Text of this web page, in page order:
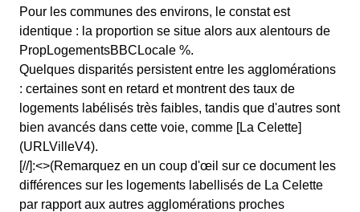
Pour les communes des environs, le constat est
identique : la proportion se situe alors aux alentours de
PropLogementsBBCLocale %.
Quelques disparités persistent entre les agglomérations
: certaines sont en retard et montrent des taux de
logements labélisés très faibles, tandis que d'autres sont
bien avancés dans cette voie, comme [La Celette]
(URLVilleV4).
[//]:<>(Remarquez en un coup d'œil sur ce document les
différences sur les logements labellisés de La Celette
par rapport aux autres agglomérations proches